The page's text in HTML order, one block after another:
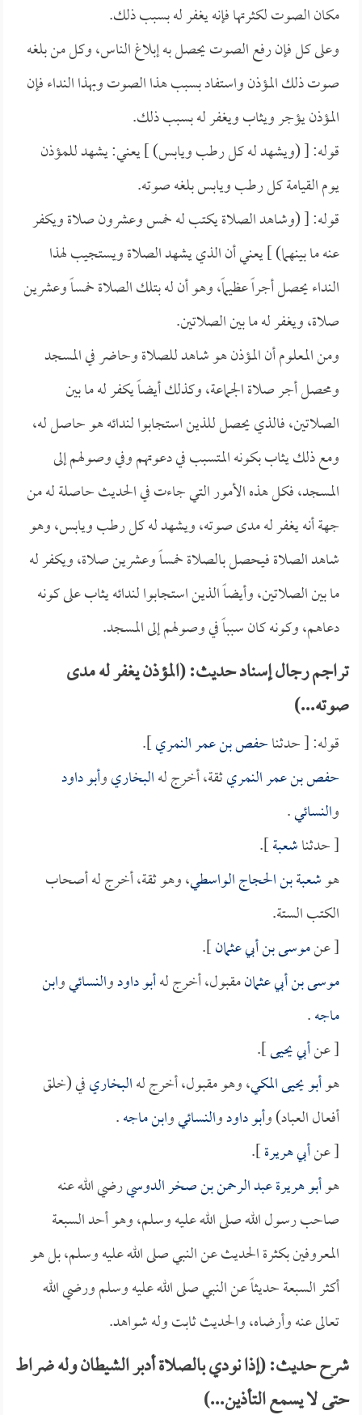
مكان الصوت لكثرتها فإنه يغفر له بسبب ذلك.
وعلى كل فإن رفع الصوت يحصل به إبلاغ الناس، وكل من بلغه
صوت ذلك المؤذن واستفاد بسبب هذا الصوت وبهذا النداء فإن
المؤذن يؤجر ويثاب ويغفر له بسبب ذلك.
قوله: [ (ويشهد له كل رطب ويابس) ] يعني: يشهد للمؤذن
يوم القيامة كل رطب ويابس بلغه صوته.
قوله: [ (وشاهد الصلاة يكتب له خمس وعشرون صلاة ويكفر
عنه ما بينهما) ] يعني أن الذي يشهد الصلاة ويستجيب لهذا
النداء يحصل أجراً عظيماً، وهو أن له بتلك الصلاة خمساً وعشرين
صلاة، ويغفر له ما بين الصلاتين.
ومن المعلوم أن المؤذن هو شاهد للصلاة وحاضر في المسجد
ومحصل أجر صلاة الجماعة، وكذلك أيضاً يكفر له ما بين
الصلاتين، فالذي يحصل للذين استجابوا لندائه هو حاصل له،
ومع ذلك يثاب بكونه المتسبب في دعوتهم وفي وصولهم إلى
المسجد، فكل هذه الأمور التي جاءت في الحديث حاصلة له من
جهة أنه يغفر له مدى صوته، ويشهد له كل رطب ويابس، وهو
شاهد الصلاة فيحصل بالصلاة خمساً وعشرين صلاة، ويكفر له
ما بين الصلاتين، وأيضاً الذين استجابوا لندائه يثاب على كونه
دعاهم، وكونه كان سبباً في وصولهم إلى المسجد.
تراجم رجال إسناد حديث: (المؤذن يغفر له مدى
صوته...)
قوله: [ حدثناحفص بن عمر النمري].
حفص بن عمر النمريثقة، أخرج لهالبخاريوأبو داود
والنسائي.
[ حدثناشعبة].
هوشعبة بن الحجاج الواسطي، وهو ثقة، أخرج له أصحاب
الكتب الستة.
[ عنموسى بن أبي عثمان].
موسى بن أبي عثمانمقبول، أخرج لهأبو داودوالنسائيوابن
ماجه.
[ عنأبي يحيى].
هوأبو يحيى المكي، وهو مقبول، أخرج لهالبخاريفي (خلق
أفعال العباد) وأبو داودوالنسائيوابن ماجه.
[ عنأبي هريرة].
هوأبو هريرة عبد الرحمن بن صخر الدوسيرضي الله عنه
صاحب رسول الله صلى الله عليه وسلم، وهو أحد السبعة
المعروفين بكثرة الحديث عن النبي صلى الله عليه وسلم، بل هو
أكثر السبعة حديثاً عن النبي صلى الله عليه وسلم ورضي الله
تعالى عنه وأرضاه، والحديث ثابت وله شواهد.
شرح حديث: (إذا نودي بالصلاة أدبر الشيطان وله ضراط
حتى لا يسمع التأذين...)